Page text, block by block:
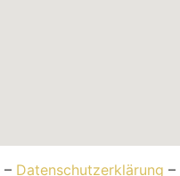
– Datenschutzerklärung –